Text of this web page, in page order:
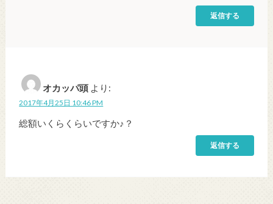
返信する
オカッパ頭 より:
2017年4月25日 10:46 PM
総額いくらくらいですか♪？
返信する